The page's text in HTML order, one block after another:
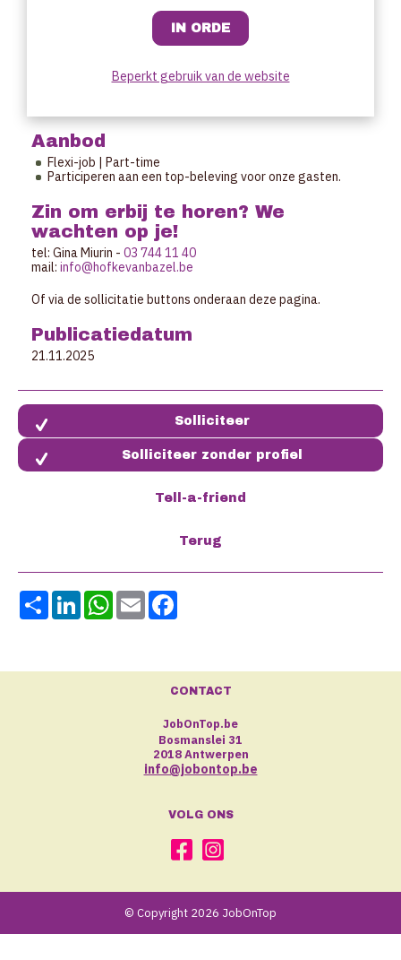
Een verzorgd & stijlvol voorkomen
Perfect Nederlandstalig
Stressbestendig & gedisciplineerd
Startdatum
Aanbod
Flexi-job | Part-time
Participeren aan een top-beleving voor onze gasten.
Zin om erbij te horen? We
wachten op je!
tel: Gina Miurin - 03 744 11 40
mail: info@hofkevanbazel.be
Of via de sollicitatie buttons onderaan deze pagina.
Publicatiedatum
21.11.2025
Solliciteer zonder profiel
Share LinkedInWhatsApp
Email
CONTACT
JobOnTop.be
Bosmanslei 31
2018 Antwerpen
info@jobontop.be
VOLG ONS
© Copyright 2026 JobOnTop
Beperkt gebruik van de website